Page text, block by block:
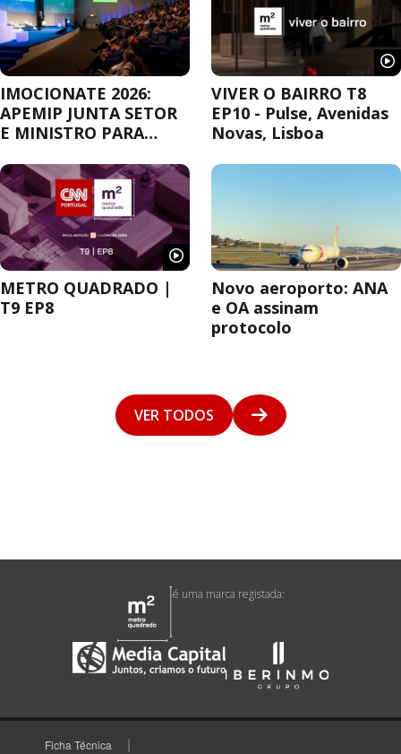
IMOCIONATE 2026:
APEMIP JUNTA SETOR
E MINISTRO PARA
HABITAÇÃO
VIVER O BAIRRO T8
EP10 - Pulse, Avenidas
Novas, Lisboa
METRO QUADRADO |
T9 EP8
Novo aeroporto: ANA
e OA assinam
protocolo
VER TODOS
é uma marca registada:
Ficha Técnica